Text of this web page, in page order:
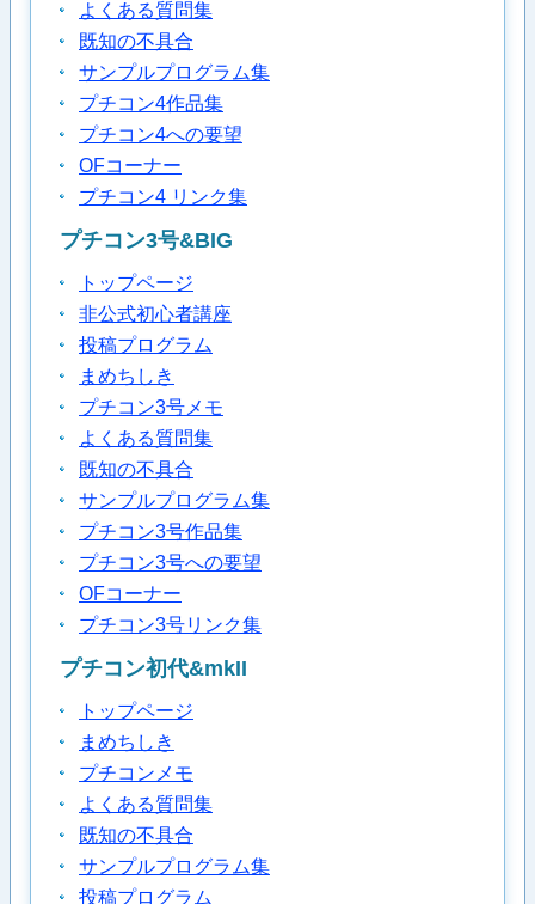
よくある質問集
既知の不具合
サンプルプログラム集
プチコン4作品集
プチコン4への要望
OFコーナー
プチコン4 リンク集
プチコン3号&BIG
トップページ
非公式初心者講座
投稿プログラム
まめちしき
プチコン3号メモ
よくある質問集
既知の不具合
サンプルプログラム集
プチコン3号作品集
プチコン3号への要望
OFコーナー
プチコン3号リンク集
プチコン初代&mkII
トップページ
まめちしき
プチコンメモ
よくある質問集
既知の不具合
サンプルプログラム集
投稿プログラム